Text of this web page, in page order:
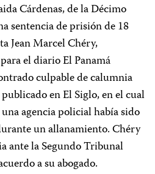
Cárdenas, de la Décimo
sentencia de prisión de 18
Jean Marcel Chéry,
el diario El Panamá
culpable de calumnia
en El Siglo, en el cual
agencia policial había sido
un allanamiento. Chéry
ante la Segundo Tribunal
a su abogado.